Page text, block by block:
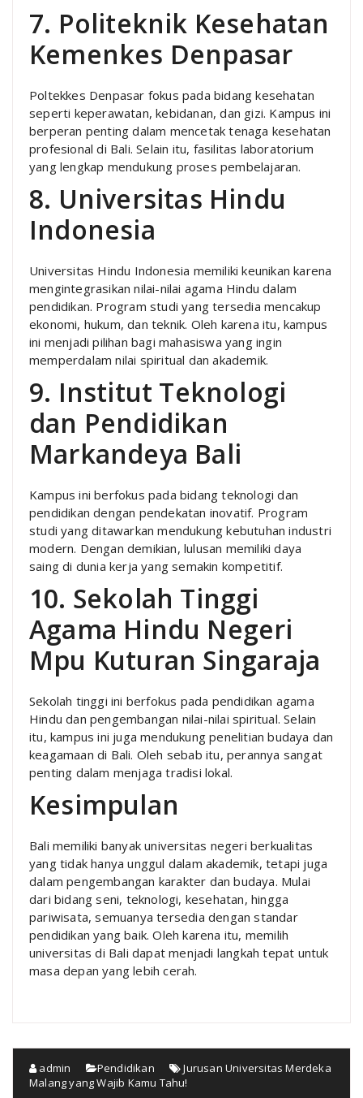
7. Politeknik Kesehatan
Kemenkes Denpasar
Poltekkes Denpasar fokus pada bidang kesehatan
seperti keperawatan, kebidanan, dan gizi. Kampus ini
berperan penting dalam mencetak tenaga kesehatan
profesional di Bali. Selain itu, fasilitas laboratorium
yang lengkap mendukung proses pembelajaran.
8. Universitas Hindu
Indonesia
Universitas Hindu Indonesia memiliki keunikan karena
mengintegrasikan nilai-nilai agama Hindu dalam
pendidikan. Program studi yang tersedia mencakup
ekonomi, hukum, dan teknik. Oleh karena itu, kampus
ini menjadi pilihan bagi mahasiswa yang ingin
memperdalam nilai spiritual dan akademik.
9. Institut Teknologi
dan Pendidikan
Markandeya Bali
Kampus ini berfokus pada bidang teknologi dan
pendidikan dengan pendekatan inovatif. Program
studi yang ditawarkan mendukung kebutuhan industri
modern. Dengan demikian, lulusan memiliki daya
saing di dunia kerja yang semakin kompetitif.
10. Sekolah Tinggi
Agama Hindu Negeri
Mpu Kuturan Singaraja
Sekolah tinggi ini berfokus pada pendidikan agama
Hindu dan pengembangan nilai-nilai spiritual. Selain
itu, kampus ini juga mendukung penelitian budaya dan
keagamaan di Bali. Oleh sebab itu, perannya sangat
penting dalam menjaga tradisi lokal.
Kesimpulan
Bali memiliki banyak universitas negeri berkualitas
yang tidak hanya unggul dalam akademik, tetapi juga
dalam pengembangan karakter dan budaya. Mulai
dari bidang seni, teknologi, kesehatan, hingga
pariwisata, semuanya tersedia dengan standar
pendidikan yang baik. Oleh karena itu, memilih
universitas di Bali dapat menjadi langkah tepat untuk
masa depan yang lebih cerah.
admin Pendidikan
Jurusan Universitas Merdeka
Malang yang Wajib Kamu Tahu!